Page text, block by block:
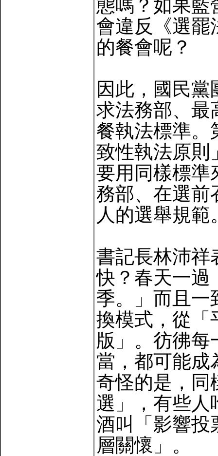
態嗎？如果藍
會違反《選罷
的餐會呢？
因此，國民
求法務部、最
餐執法標準。
致性執法原則
要用同樣標準
務部、在選前
人的選舉規範
書記長林沛祥
快？春天一過
季。」而且一
換模式，從「
版」。彷彿每
當，都可能成
奇怪的是，同
選」，有些人
酒叫「影響投
層關懷」。